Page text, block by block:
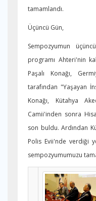
tamamlandı.
Üçüncü Gün,
Sempozyumun
programı Ahteri'nin
Paşalı Konağı,
tarafından "Yaşayan
Konağı, Kütahya
Camii'inden sonra
son buldu. Ardından
Polis Evii'nde verdiği
sempozyumumuzu